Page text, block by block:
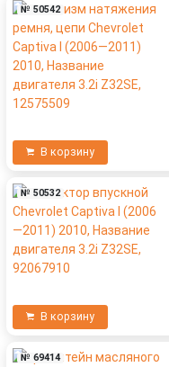
№ 50542
В корзину
№ 50532
В корзину
№ 69414